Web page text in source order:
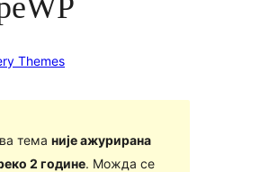
Themes
тема није ажурирана
2 године. Можда се